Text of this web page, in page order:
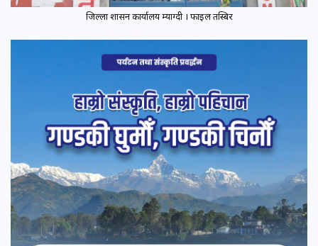
जिल्ला प्रशासन कार्यालय म्याग्दी । फाइल तस्बिर